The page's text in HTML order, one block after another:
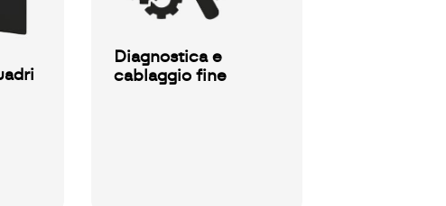
Diagnostica e
cablaggio fine